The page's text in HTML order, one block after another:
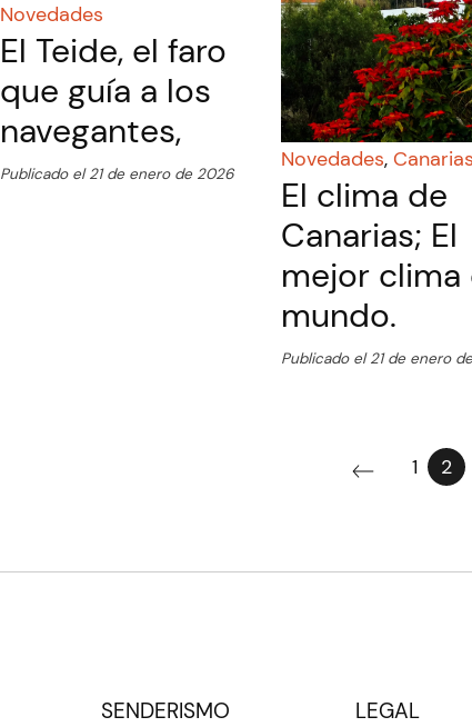
Novedades
El Teide, el faro
que guía a los
navegantes,
Publicado el 21 de enero de 2026
Novedades, Canarias
El clima de
Canarias; El
mejor clima
mundo.
Publicado el 21 de enero
1 2
SENDERISMO LEGAL